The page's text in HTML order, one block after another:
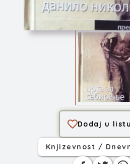
Dodaj u
Knjizevnost /